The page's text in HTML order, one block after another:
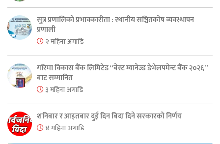
सुत्र प्रणालिको प्रभावकारीता : स्थानीय सञ्चितकोष व्यवस्थापन
प्रणाली
२ महिना अगाडि
गरिमा विकास बैंक लिमिटेड “बेस्ट म्यानेज्ड डेभेलपमेन्ट बैंक २०२६”
बाट सम्मानित
३ महिना अगाडि
शनिबार र आइतबार दुई दिन बिदा दिने सरकारको निर्णय
४ महिना अगाडि